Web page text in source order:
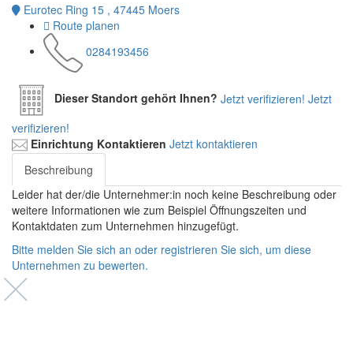
Eurotec Ring 15 , 47445 Moers
Route planen
0284193456
Dieser Standort gehört Ihnen? Jetzt verifizieren! Jetzt
verifizieren!
Einrichtung Kontaktieren Jetzt kontaktieren
Beschreibung
Leider hat der/die Unternehmer:in noch keine Beschreibung oder
weitere Informationen wie zum Beispiel Öffnungszeiten und
Kontaktdaten zum Unternehmen hinzugefügt.
Bitte melden Sie sich an oder registrieren Sie sich, um diese
Unternehmen zu bewerten.